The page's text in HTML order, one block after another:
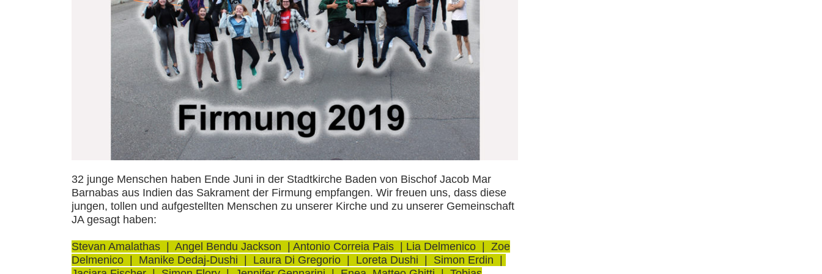
32 junge Menschen haben Ende Juni in der Stadtkirche Baden von Bischof Jacob Mar
Barnabas aus Indien das Sakrament der Firmung empfangen. Wir freuen uns, dass diese
jungen, tollen und aufgestellten Menschen zu unserer Kirche und zu unserer Gemeinschaft
JA gesagt haben:
Stevan Amalathas | Angel Bendu Jackson | Antonio Correia Pais | Lia Delmenico | Zoe
Delmenico | Manike Dedaj-Dushi | Laura Di Gregorio | Loreta Dushi | Simon Erdin |